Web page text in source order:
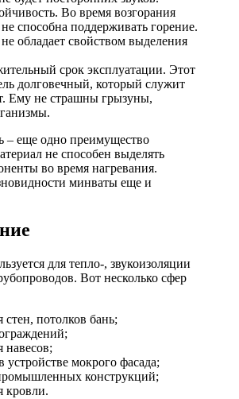
Во время возгорания
способна поддерживать горение.
обладает свойством выделения
срок эксплуатации. Этот
долговечный, который служит
Ему не страшны грызуны,
– еще одно преимущество
не способен выделять
во время нагревания.
минваты еще и
для тепло-, звукоизоляции
Вот несколько сфер
стен, потолков бань;
навесов;
устройстве мокрого фасада;
конструкций;
кровли.